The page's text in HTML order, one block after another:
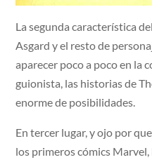
La segunda característica
Asgard y el resto de
aparecer poco a poco en la
guionista, las historias de
enorme de posibilidades.
En tercer lugar, y ojo por
los primeros cómics